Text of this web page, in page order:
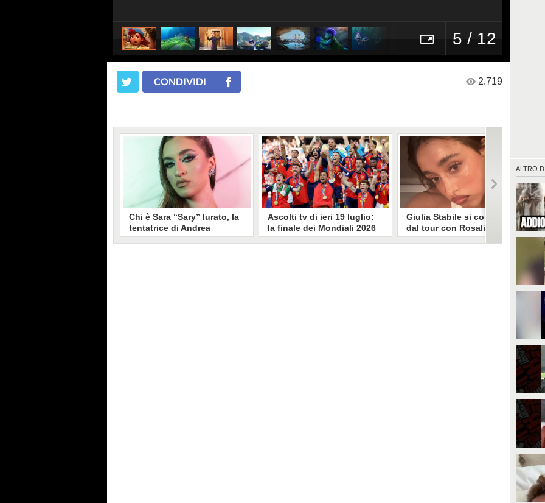
5 / 12
ALTRO DI
CONDIVIDI 2.719
Chi è Sara “Sary” Iurato, la
tentatrice di Andrea
Petraroli a Temptation
Ascolti tv di ieri 19 luglio:
la finale dei Mondiali 2026
Spagna-Argentina
Giulia Stabile si confessa
dal tour con Rosalia: "Non
sono stata bene, costretta
ballo di Rosalia, Giulia Stabile si è
lasciata andare a una confessione